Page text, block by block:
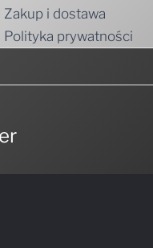
Zakup i dostawa
Polityka prywatności